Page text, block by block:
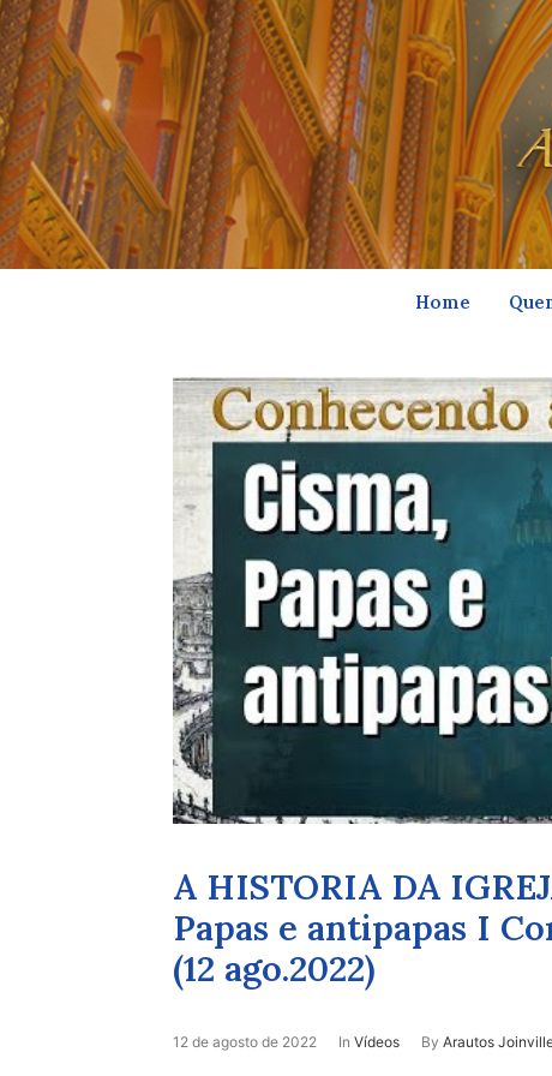
Home
A HISTORIA DA
Papas e antipapas I
(12 ago.2022)
12 de agosto de 2022 In Vídeos By Arautos